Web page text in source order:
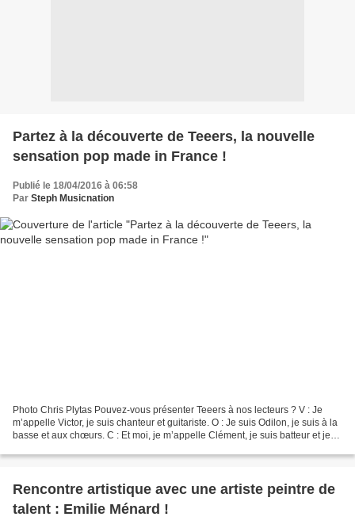
Partez à la découverte de Teeers, la nouvelle
sensation pop made in France !
Publié le 18/04/2016 à 06:58
Par Steph Musicnation
Photo Chris Plytas Pouvez-vous présenter Teeers à nos lecteurs ? V : Je
m’appelle Victor, je suis chanteur et guitariste. O : Je suis Odilon, je suis à la
basse et aux chœurs. C : Et moi, je m’appelle Clément, je suis batteur et je
Rencontre artistique avec une artiste peintre de
talent : Emilie Ménard !